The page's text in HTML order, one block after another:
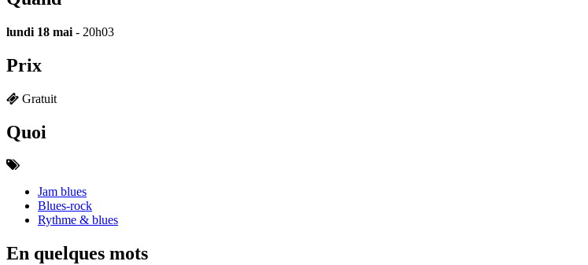
lundi 18 mai - 20h03
Prix
Gratuit
Quoi
Jam blues
Blues-rock
Rythme & blues
En quelques mots